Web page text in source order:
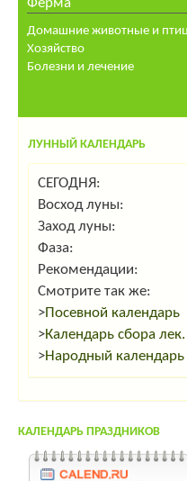
Ферма
Домашние животные и
Хозяйство
Болезни и лечение
ЛУННЫЙ КАЛЕНДАРЬ
СЕГОДНЯ:
Восход луны:
Заход луны:
Фаза:
Рекомендации:
Смотрите так же:
>Посевной календарь
>Календарь сбора
>Народный календарь
КАЛЕНДАРЬ ПРАЗДНИКОВ